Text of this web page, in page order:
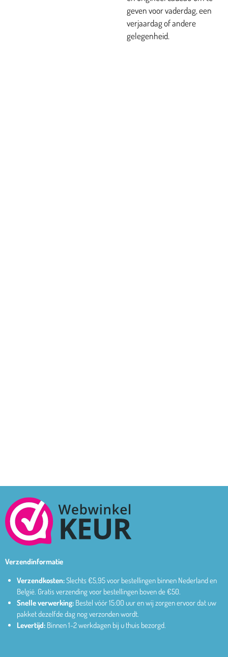
geven voor vaderdag, een
verjaardag of andere
gelegenheid.
Verzendinformatie
Verzendkosten:Slechts €5,95 voor bestellingen binnen Nederland en
België. Gratis verzending voor bestellingen boven de €50.
Snelle verwerking: Bestel vóór 15:00 uur en wij zorgen ervoor dat uw
pakket dezelfde dag nog verzonden wordt.
Levertijd: Binnen 1-2 werkdagen bij u thuis bezorgd.